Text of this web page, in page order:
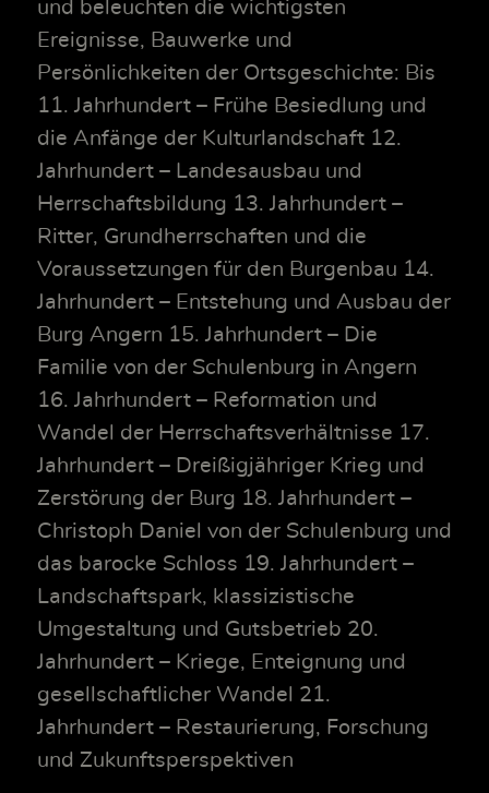
und beleuchten die wichtigsten
Ereignisse, Bauwerke und
Persönlichkeiten der Ortsgeschichte: Bis
11. Jahrhundert – Frühe Besiedlung und
die Anfänge der Kulturlandschaft 12.
Jahrhundert – Landesausbau und
Herrschaftsbildung 13. Jahrhundert –
Ritter, Grundherrschaften und die
Voraussetzungen für den Burgenbau 14.
Jahrhundert – Entstehung und Ausbau der
Burg Angern 15. Jahrhundert – Die
Familie von der Schulenburg in Angern
16. Jahrhundert – Reformation und
Wandel der Herrschaftsverhältnisse 17.
Jahrhundert – Dreißigjähriger Krieg und
Zerstörung der Burg 18. Jahrhundert –
Christoph Daniel von der Schulenburg und
das barocke Schloss 19. Jahrhundert –
Landschaftspark, klassizistische
Umgestaltung und Gutsbetrieb 20.
Jahrhundert – Kriege, Enteignung und
gesellschaftlicher Wandel 21.
Jahrhundert – Restaurierung, Forschung
und Zukunftsperspektiven